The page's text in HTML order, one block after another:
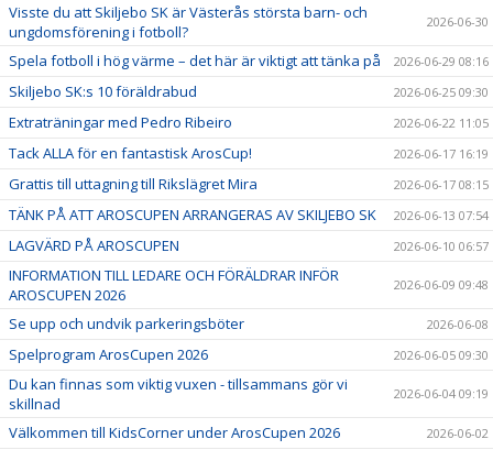
Visste du att Skiljebo SK är Västerås största barn- och
ungdomsförening i fotboll?
2026-06-30
Spela fotboll i hög värme – det här är viktigt att tänka på 2026-06-29 08:16
Skiljebo SK:s 10 föräldrabud 2026-06-25 09:30
Extraträningar med Pedro Ribeiro 2026-06-22 11:05
Tack ALLA för en fantastisk ArosCup! 2026-06-17 16:19
Grattis till uttagning till Rikslägret Mira 2026-06-17 08:15
TÄNK PÅ ATT AROSCUPEN ARRANGERAS AV SKILJEBO SK 2026-06-13 07:54
LAGVÄRD PÅ AROSCUPEN 2026-06-10 06:57
INFORMATION TILL LEDARE OCH FÖRÄLDRAR INFÖR
AROSCUPEN 2026
2026-06-09 09:48
Se upp och undvik parkeringsböter 2026-06-08
Spelprogram ArosCupen 2026 2026-06-05 09:30
Du kan finnas som viktig vuxen - tillsammans gör vi
skillnad
2026-06-04 09:19
Välkommen till KidsCorner under ArosCupen 2026 2026-06-02